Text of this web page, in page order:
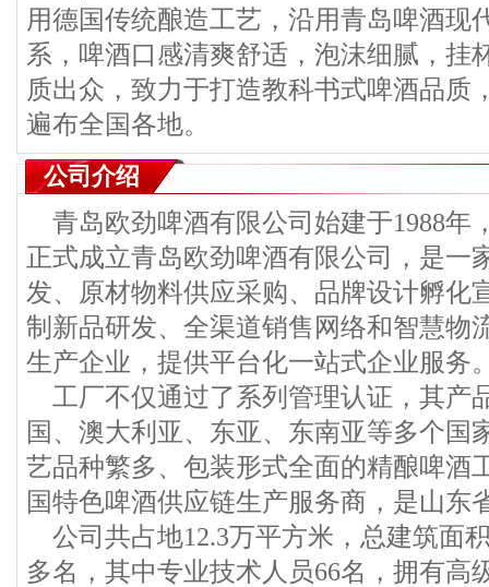
用德国传统酿造工艺，沿用青岛啤酒现
系，啤酒口感清爽舒适，泡沫细腻，挂
质出众，致力于打造教科书式啤酒品质
遍布全国各地。
公司介绍
青岛欧劲啤酒有限公司始建于1988年
正式成立青岛欧劲啤酒有限公司，是一
发、原材物料供应采购、品牌设计孵化
制新品研发、全渠道销售网络和智慧物
生产企业，提供平台化一站式企业服务
工厂不仅通过了系列管理认证，其产
国、澳大利亚、东亚、东南亚等多个国
艺品种繁多、包装形式全面的精酿啤酒
国特色啤酒供应链生产服务商，是山东
公司共占地12.3万平方米，总建筑面
多名，其中专业技术人员66名，拥有高